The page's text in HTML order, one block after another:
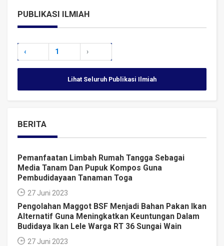
PUBLIKASI ILMIAH
‹ 1 ›
Lihat Seluruh Publikasi Ilmiah
BERITA
Pemanfaatan Limbah Rumah Tangga Sebagai
Media Tanam Dan Pupuk Kompos Guna
Pembudidayaan Tanaman Toga
27 Juni 2023
Pengolahan Maggot BSF Menjadi Bahan Pakan Ikan
Alternatif Guna Meningkatkan Keuntungan Dalam
Budidaya Ikan Lele Warga RT 36 Sungai Wain
27 Juni 2023